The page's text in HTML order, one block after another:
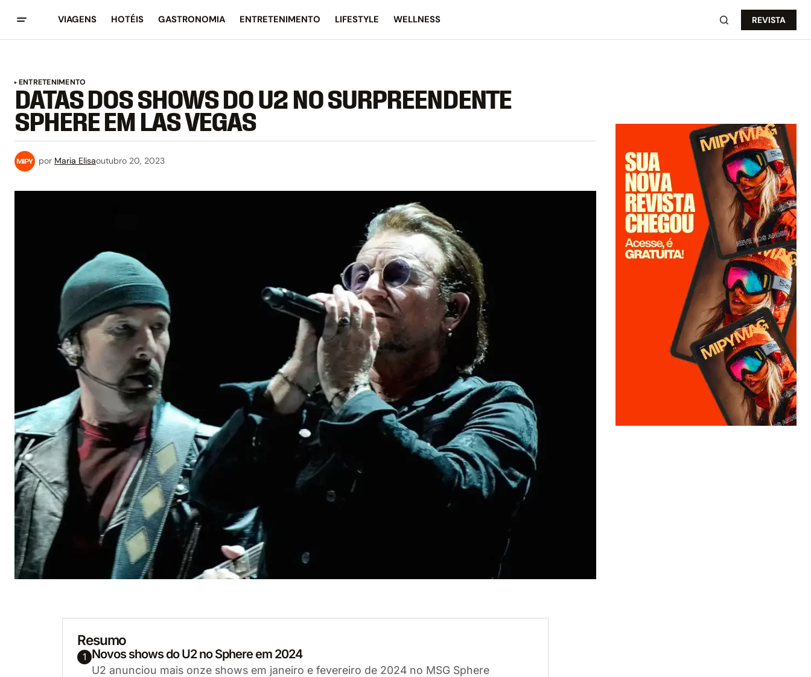
VIAGENS HOTÉIS GASTRONOMIA ENTRETENIMENTO LIFESTYLE WELLNESS REVISTA
ENTRETENIMENTO
DATAS DOS SHOWS DO U2 NO SURPREENDENTE
SPHERE EM LAS VEGAS
por Maria Elisaoutubro 20, 2023
Resumo
1 Novos shows do U2 no Sphere em 2024
U2 anunciou mais onze shows em janeiro e fevereiro de 2024 no MSG Sphere